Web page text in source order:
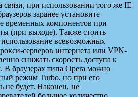
связи, при использовании того же IE
заранее установите
временных компонентов при
(при выходе). Также стоить
всевозможных
серверов интернета или VPN-
снижать скорость доступа к
В браузерах типа Opera можно
режим Turbo, но при его
не будет. Наконец, не